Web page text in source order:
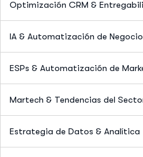
Optimización CRM &
IA & Automatización de Negocio
ESPs & Automatización de
Martech & Tendencias del
Estrategia de Datos & Analítica